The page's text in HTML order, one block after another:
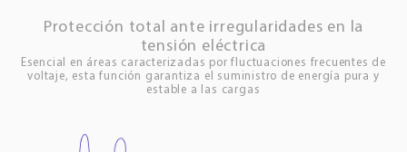
Protección total ante irregularidades en la
tensión eléctrica
Esencial en áreas caracterizadas por fluctuaciones frecuentes de
voltaje, esta función garantiza el suministro de energía pura y
estable a las cargas